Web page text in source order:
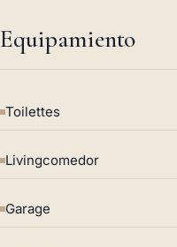
Equipamiento
Toilettes
Livingcomedor
Garage